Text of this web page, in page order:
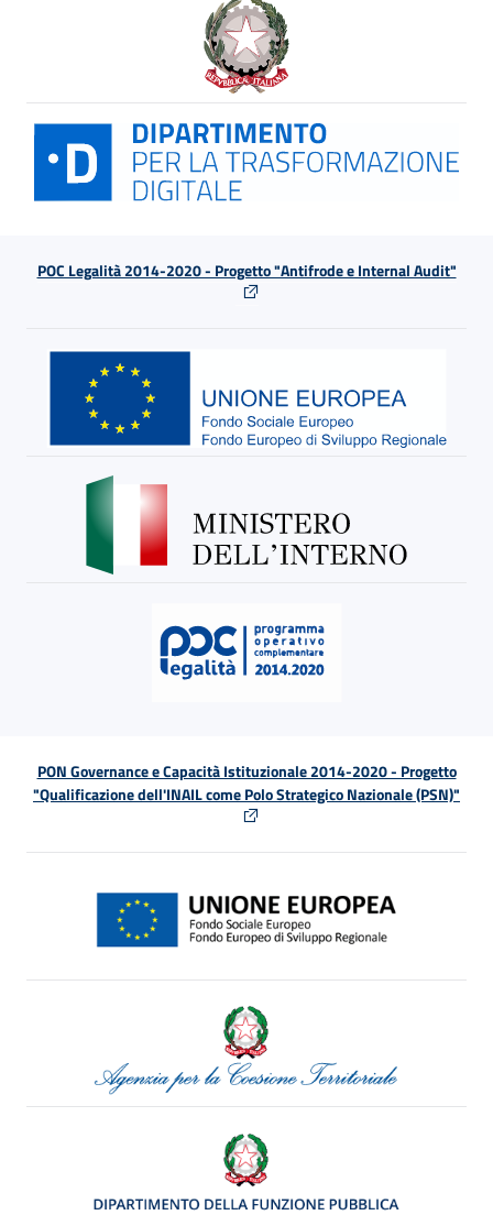
POC Legalità 2014-2020 - Progetto "Antifrode e Internal Audit"
PON Governance e Capacità Istituzionale 2014-2020 - Progetto
"Qualificazione dell'INAIL come Polo Strategico Nazionale (PSN)"